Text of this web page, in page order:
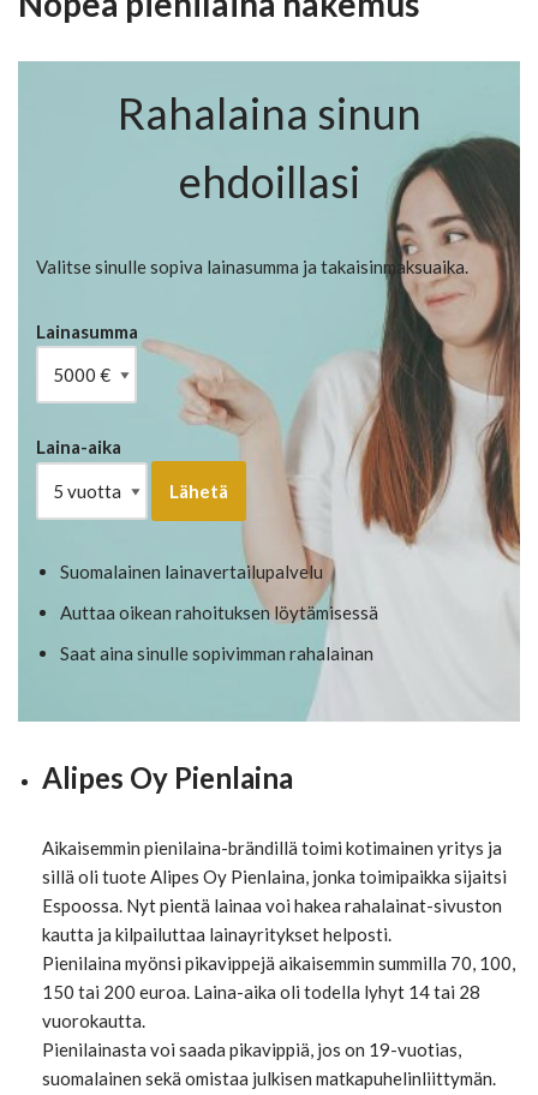
Rahalaina sinun
ehdoillasi
Valitse sinulle sopiva lainasumma ja takaisinmaksuaika.
Lainasumma
Laina-aika
Suomalainen lainavertailupalvelu
Auttaa oikean rahoituksen löytämisessä
Saat aina sinulle sopivimman rahalainan
Alipes Oy Pienlaina
Aikaisemmin pienilaina-brändillä toimi kotimainen yritys ja
sillä oli tuote Alipes Oy Pienlaina, jonka toimipaikka sijaitsi
Espoossa. Nyt pientä lainaa voi hakea rahalainat-sivuston
kautta ja kilpailuttaa lainayritykset helposti.
Pienilaina myönsi pikavippejä aikaisemmin summilla 70, 100,
150 tai 200 euroa. Laina-aika oli todella lyhyt 14 tai 28
vuorokautta.
Pienilainasta voi saada pikavippiä, jos on 19-vuotias,
suomalainen sekä omistaa julkisen matkapuhelinliittymän.